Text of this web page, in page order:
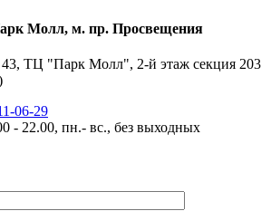
Молл, м. пр. Просвещения
ТЦ "Парк Молл", 2-й этаж секция 203
06-29
- 22.00, пн.- вс., без выходных